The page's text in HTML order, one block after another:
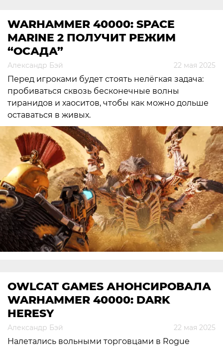
WARHAMMER 40000: SPACE
MARINE 2 ПОЛУЧИТ РЕЖИМ
“ОСАДА”
Александр Бэй 22 мая 2025
Перед игроками будет стоять нелёгкая задача:
пробиваться сквозь бесконечные волны
тиранидов и хаоситов, чтобы как можно дольше
оставаться в живых.
OWLCAT GAMES АНОНСИРОВАЛА
WARHAMMER 40000: DARK
HERESY
Александр Бэй 22 мая 2025
Налетались вольными торговцами в Rogue